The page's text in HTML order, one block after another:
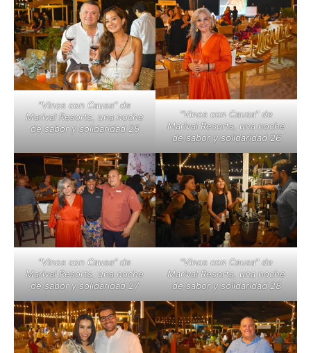
"Vinos con Causa" de
Marival Resorts, una noche
de sabor y solidaridad 25
"Vinos con Causa" de
Marival Resorts, una noche
de sabor y solidaridad 26
"Vinos con Causa" de
Marival Resorts, una noche
de sabor y solidaridad 27
"Vinos con Causa" de
Marival Resorts, una noche
de sabor y solidaridad 28